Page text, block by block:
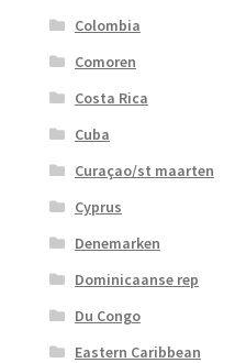
Colombia
Comoren
Costa Rica
Cuba
Curaçao/st maarten
Cyprus
Denemarken
Dominicaanse rep
Du Congo
Eastern Caribbean